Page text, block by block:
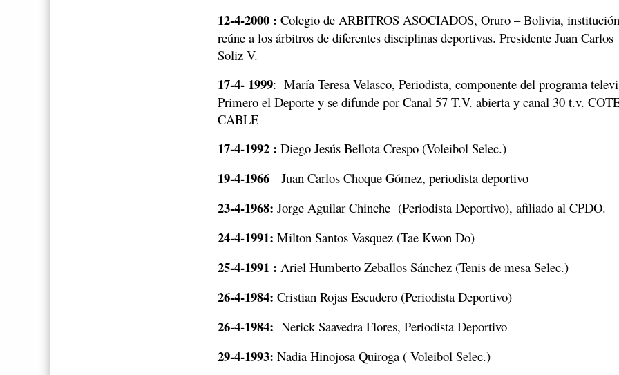
12-4-2000 : Colegio de ARBITROS ASOCIADOS, Oruro – Bolivia,
reúne a los árbitros de diferentes disciplinas deportivas. Presidente Juan Carlos
Soliz V.
17-4- 1999: María Teresa Velasco, Periodista, componente del programa
Primero el Deporte y se difunde por Canal 57 T.V. abierta y canal 30 t.v.
CABLE
17-4-1992 : Diego Jesús Bellota Crespo (Voleibol Selec.)
19-4-1966 Juan Carlos Choque Gómez, periodista deportivo
23-4-1968: Jorge Aguilar Chinche (Periodista Deportivo), afiliado al CPDO.
24-4-1991: Milton Santos Vasquez (Tae Kwon Do)
25-4-1991 : Ariel Humberto Zeballos Sánchez (Tenis de mesa Selec.)
26-4-1984: Cristian Rojas Escudero (Periodista Deportivo)
26-4-1984: Nerick Saavedra Flores, Periodista Deportivo
29-4-1993: Nadia Hinojosa Quiroga ( Voleibol Selec.)